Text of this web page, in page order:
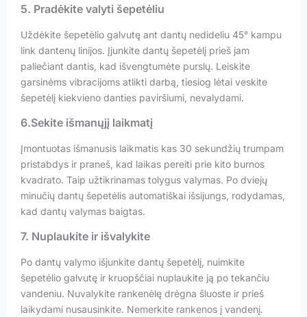
5. Pradėkite valyti šepetėliu
Uždėkite šepetėlio galvutę ant dantų nedideliu 45° kampu
link dantenų linijos. Įjunkite dantų šepetėlį prieš jam
paliečiant dantis, kad išvengtumėte purslų. Leiskite
garsinėms vibracijoms atlikti darbą, tiesiog lėtai veskite
šepetėlį kiekvieno danties paviršiumi, nevalydami.
6.Sekite išmanųjį laikmatį
Įmontuotas išmanusis laikmatis kas 30 sekundžių trumpam
pristabdys ir praneš, kad laikas pereiti prie kito burnos
kvadrato. Taip užtikrinamas tolygus valymas. Po dviejų
minučių dantų šepetėlis automatiškai išsijungs, rodydamas,
kad dantų valymas baigtas.
7. Nuplaukite ir išvalykite
Po dantų valymo išjunkite dantų šepetėlį, nuimkite
šepetėlio galvutę ir kruopščiai nuplaukite ją po tekančiu
vandeniu. Nuvalykite rankenėlę drėgna šluoste ir prieš
laikydami nusausinkite. Nemerkite rankenos į vandenį.